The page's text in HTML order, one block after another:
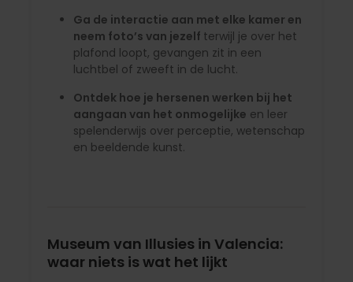
Ga de interactie aan met elke kamer en
neem foto’s van jezelf terwijl je over het
plafond loopt, gevangen zit in een
luchtbel of zweeft in de lucht.
Ontdek hoe je hersenen werken bij het
aangaan van het onmogelijke en leer
spelenderwijs over perceptie, wetenschap
en beeldende kunst.
Museum van Illusies in Valencia:
waar niets is wat het lijkt